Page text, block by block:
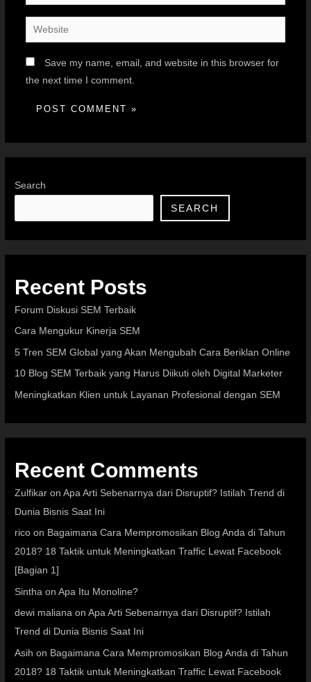
Save my name, email, and website in this browser for
the next time I comment.
Search
SEARCH
Recent Posts
Forum Diskusi SEM Terbaik
Cara Mengukur Kinerja SEM
5 Tren SEM Global yang Akan Mengubah Cara Beriklan Online
10 Blog SEM Terbaik yang Harus Diikuti oleh Digital Marketer
Meningkatkan Klien untuk Layanan Profesional dengan SEM
Recent Comments
Zulfikar onApa Arti Sebenarnya dari Disruptif? Istilah Trend di
Dunia Bisnis Saat Ini
rico on Bagaimana Cara Mempromosikan Blog Anda di Tahun
2018? 18 Taktik untuk Meningkatkan Traffic Lewat Facebook
[Bagian 1]
Sintha onApa Itu Monoline?
dewi maliana onApa Arti Sebenarnya dari Disruptif? Istilah
Trend di Dunia Bisnis Saat Ini
Asih on Bagaimana Cara Mempromosikan Blog Anda di Tahun
2018? 18 Taktik untuk Meningkatkan Traffic Lewat Facebook